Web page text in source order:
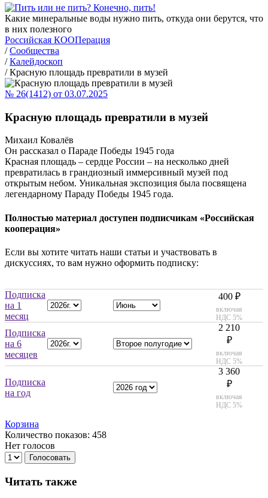
Какие минеральные воды нужно пить, откуда они берутся, что
в них полезного
Российская КООПерация
/ Сообщества
/ Калейдоскоп
/ Красную площадь превратили в музей
№ 26(1412) от 03.07.2025
Красную площадь превратили в музей
Михаил Ковалёв
Он рассказал о Параде Победы 1945 года
Красная площадь – сердце России – на несколько дней
превратилась в грандиозный иммерсивный музей под
открытым небом. Уникальная экспозиция была посвящена
легендарному Параду Победы 1945 года.
Полностью материал доступен подписчикам «Российская
кооперация»
Если вы хотите читать наши статьи и участвовать в
дискуссиях, то вам нужно оформить подписку:
Подписка
на 1
месяц
400 ₽
включая
НДС 5%
Подписка
на 6
месяцев
2 210
₽
включая
НДС 5%
Подписка
на год
3 360
₽
включая
НДС 5%
Корзина
Количество показов: 458
Нет голосов
Голосовать
Читать также